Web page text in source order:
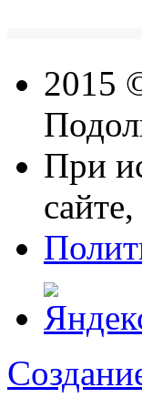
2015
При